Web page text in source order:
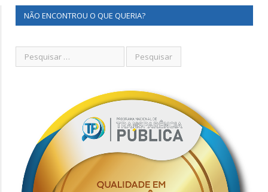
NÃO ENCONTROU O QUE QUERIA?